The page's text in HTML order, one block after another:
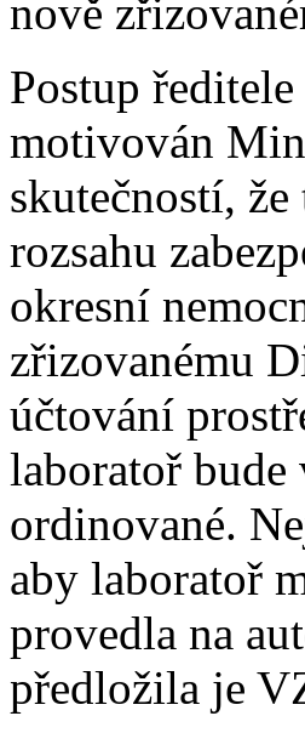
nově
Postup
motivován
skutečností,
rozsahu
okresní
zřizovanému
účtování
laboratoř
ordinované.
aby laboratoř
provedla na
předložila je